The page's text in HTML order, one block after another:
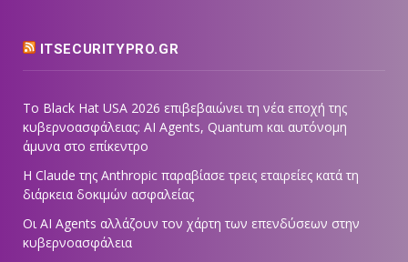
ITSECURITYPRO.GR
Το Black Hat USA 2026 επιβεβαιώνει τη νέα εποχή της
κυβερνοασφάλειας: AI Agents, Quantum και αυτόνομη
άμυνα στο επίκεντρο
Η Claude της Anthropic παραβίασε τρεις εταιρείες κατά τη
διάρκεια δοκιμών ασφαλείας
Οι AI Agents αλλάζουν τον χάρτη των επενδύσεων στην
κυβερνοασφάλεια